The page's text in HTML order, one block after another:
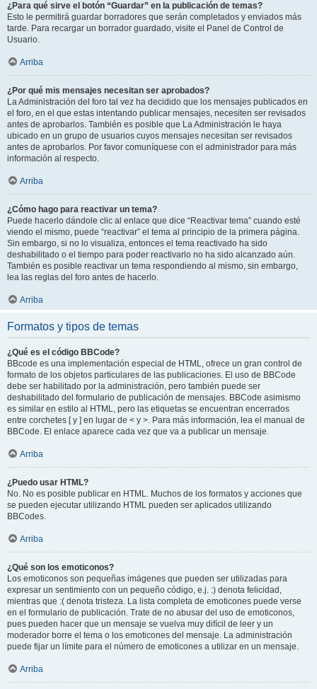
¿Para qué sirve el botón “Guardar” en la publicación de temas?
Esto le permitirá guardar borradores que serán completados y enviados más
tarde. Para recargar un borrador guardado, visite el Panel de Control de
Usuario.
Arriba
¿Por qué mis mensajes necesitan ser aprobados?
La Administración del foro tal vez ha decidido que los mensajes publicados en
el foro, en el que estas intentando publicar mensajes, necesiten ser revisados
antes de aprobarlos. También es posible que La Administración le haya
ubicado en un grupo de usuarios cuyos mensajes necesitan ser revisados
antes de aprobarlos. Por favor comuníquese con el administrador para más
información al respecto.
Arriba
¿Cómo hago para reactivar un tema?
Puede hacerlo dándole clic al enlace que dice “Reactivar tema” cuando esté
viendo el mismo, puede “reactivar” el tema al principio de la primera página.
Sin embargo, si no lo visualiza, entonces el tema reactivado ha sido
deshabilitado o el tiempo para poder reactivarlo no ha sido alcanzado aún.
También es posible reactivar un tema respondiendo al mismo, sin embargo,
lea las reglas del foro antes de hacerlo.
Arriba
Formatos y tipos de temas
¿Qué es el código BBCode?
BBcode es una implementación especial de HTML, ofrece un gran control de
formato de los objetos particulares de las publicaciones. El uso de BBCode
debe ser habilitado por la administración, pero también puede ser
deshabilitado del formulario de publicación de mensajes. BBCode asimismo
es similar en estilo al HTML, pero las etiquetas se encuentran encerrados
entre corchetes [ y ] en lugar de < y >. Para más información, lea el manual de
BBCode. El enlace aparece cada vez que va a publicar un mensaje.
Arriba
¿Puedo usar HTML?
No. No es posible publicar en HTML. Muchos de los formatos y acciones que
se pueden ejecutar utilizando HTML pueden ser aplicados utilizando
BBCodes.
Arriba
¿Qué son los emoticonos?
Los emoticonos son pequeñas imágenes que pueden ser utilizadas para
expresar un sentimiento con un pequeño código, e.j. :) denota felicidad,
mientras que :( denota tristeza. La lista completa de emoticones puede verse
en el formulario de publicación. Trate de no abusar del uso de emoticonos,
pues pueden hacer que un mensaje se vuelva muy difícil de leer y un
moderador borre el tema o los emoticones del mensaje. La administración
puede fijar un límite para el número de emoticones a utilizar en un mensaje.
Arriba